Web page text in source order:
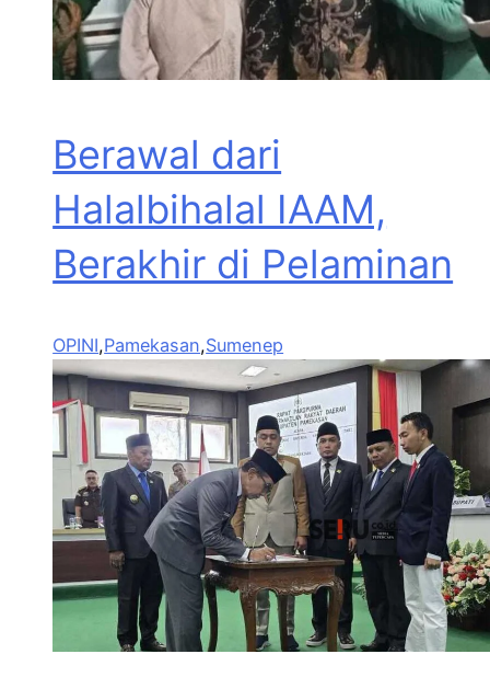
Berawal dari
Halalbihalal IAAM,
Berakhir di Pelaminan
OPINI,Pamekasan,Sumenep